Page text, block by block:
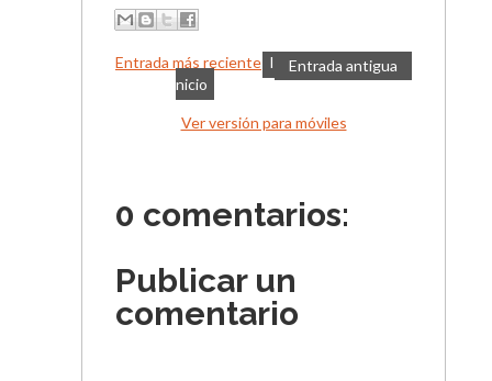
Entrada más reciente Entrada antigua
I
nicio
Ver versión para móviles
0 comentarios:
Publicar un
comentario